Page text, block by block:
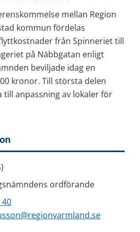
mellan Region
kommun fördelas
från Spinneriet till
på Näbbgatan enligt
beviljade idag en
kronor. Till största delen
till anpassning av lokaler för
ordförande
40